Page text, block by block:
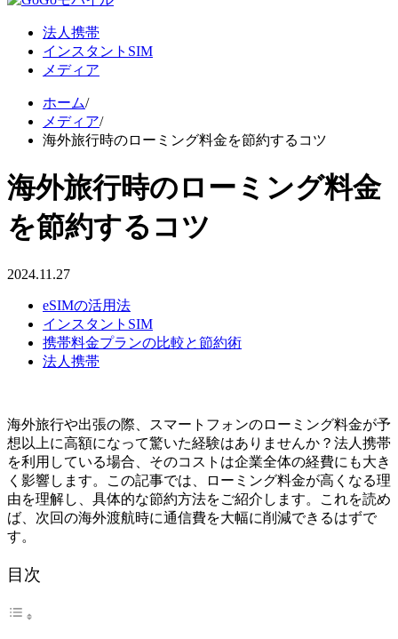
法人携帯
インスタントSIM
メディア
ホーム/
メディア/
海外旅行時のローミング料金を節約するコツ
海外旅行時のローミング料金
を節約するコツ
2024.11.27
eSIMの活用法
インスタントSIM
携帯料金プランの比較と節約術
法人携帯
海外旅行や出張の際、スマートフォンのローミング料金が予
想以上に高額になって驚いた経験はありませんか？法人携帯
を利用している場合、そのコストは企業全体の経費にも大き
く影響します。この記事では、ローミング料金が高くなる理
由を理解し、具体的な節約方法をご紹介します。これを読め
ば、次回の海外渡航時に通信費を大幅に削減できるはずで
す。
目次